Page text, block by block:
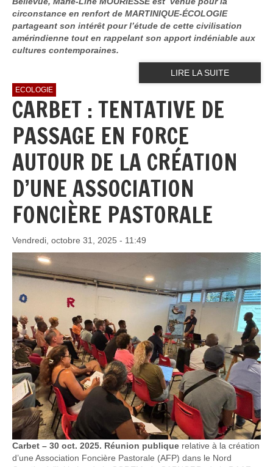
circonstance en renfort de MARTINIQUE-ÉCOLOGIE
partageant son intérêt pour l’étude de cette civilisation
amérindienne tout en rappelant son apport indéniable aux
cultures contemporaines.
LIRE LA SUITE
ECOLOGIE
CARBET : TENTATIVE DE
PASSAGE EN FORCE
AUTOUR DE LA CRÉATION
D’UNE ASSOCIATION
FONCIÈRE PASTORALE
Vendredi, octobre 31, 2025 - 11:49
Carbet – 30 oct. 2025. Réunion publique relative à la création
d’une Association Foncière Pastorale (AFP) dans le Nord